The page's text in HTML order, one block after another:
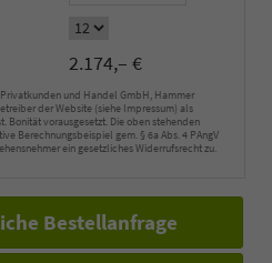
2.174,– €
und Handel GmbH, Hammer
der Website (siehe Impressum) als
Bonität vorausgesetzt. Die oben stehenden
Berechnungsbeispiel gem. § 6a Abs. 4 PAngV
ein gesetzliches Widerrufsrecht zu.
Bestellanfrage